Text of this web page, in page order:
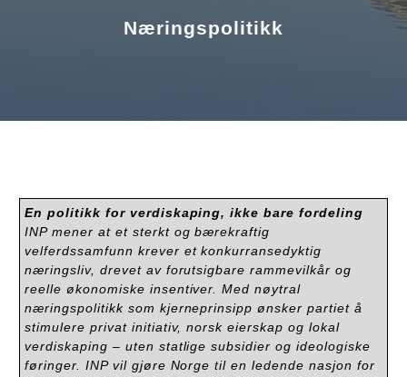
Næringspolitikk
En politikk for verdiskaping, ikke bare fordeling
INP mener at et sterkt og bærekraftig
velferdssamfunn krever et konkurransedyktig
næringsliv, drevet av forutsigbare rammevilkår og
reelle økonomiske insentiver. Med nøytral
næringspolitikk som kjerneprinsipp ønsker partiet å
stimulere privat initiativ, norsk eierskap og lokal
verdiskaping – uten statlige subsidier og ideologiske
føringer. INP vil gjøre Norge til en ledende nasjon for